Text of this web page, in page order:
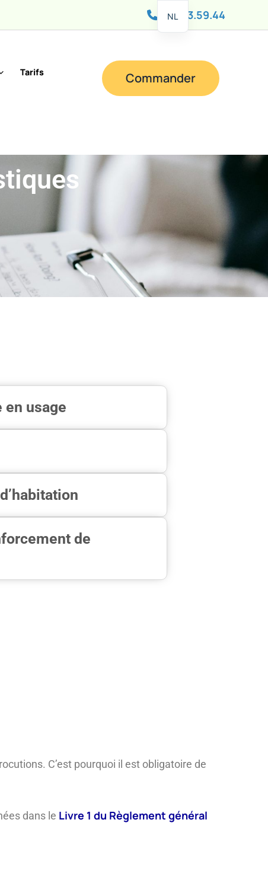
081 83.59.44
Tarifs Commander
usage
de
C’est pourquoi il est obligatoire de
dans le Livre 1 du Règlement général
NL